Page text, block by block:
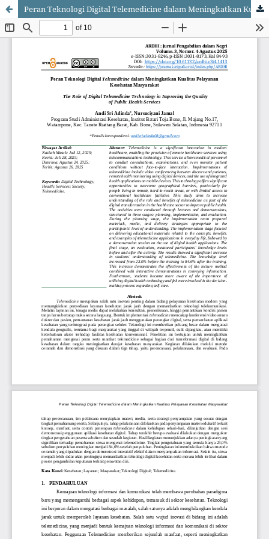
Peran Teknologi Digital Telemedicine dalam Meningkatkan Kualitas Pelayanan Kesehatan Masyarakat